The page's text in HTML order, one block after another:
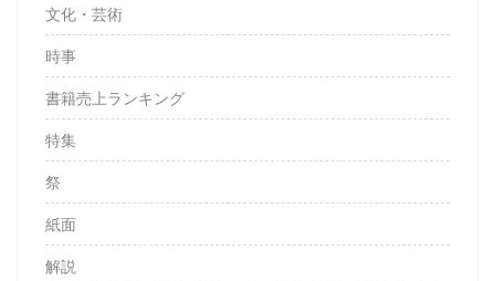
文化・芸術
時事
書籍売上ランキング
特集
祭
紙面
解説